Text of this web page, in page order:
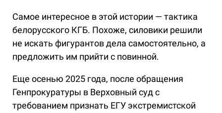
Самое интересное в этой истории — тактика
белорусского КГБ. Похоже, силовики решили
не искать фигурантов дела самостоятельно, а
предложить им прийти с повинной.
Еще осенью 2025 года, после обращения
Генпрокуратуры в Верховный суд с
требованием признать ЕГУ экстремистской